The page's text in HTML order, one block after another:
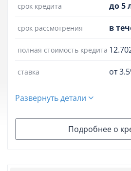
срок кредита до 5
срок рассмотрения в
полная стоимость кредита
ставка от
Развернуть детали
Подробнее о